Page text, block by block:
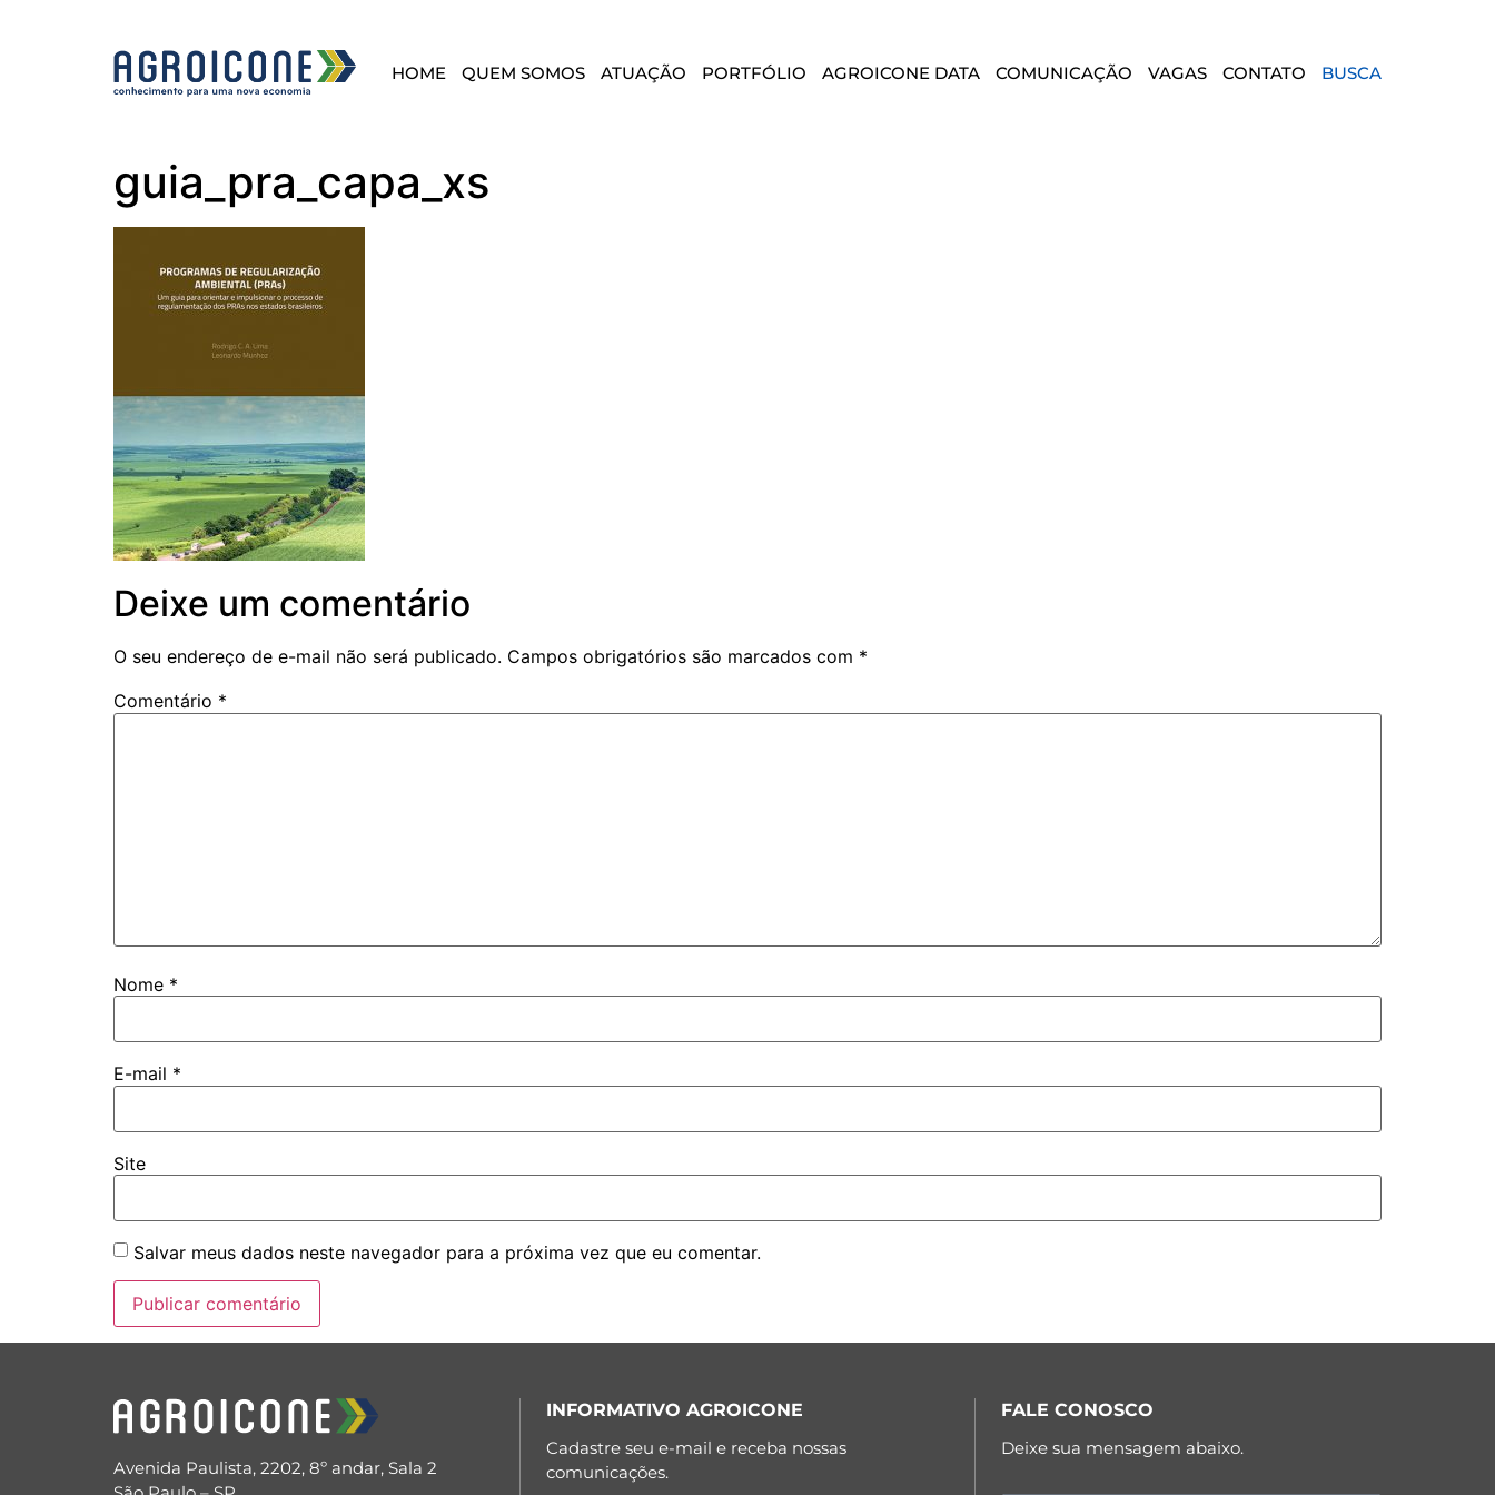
HOME QUEM SOMOS ATUAÇÃO PORTFÓLIO AGROICONE DATA COMUNICAÇÃO VAGAS CONTATO BUSCA
guia_pra_capa_xs
Deixe um comentário
O seu endereço de e-mail não será publicado. Campos obrigatórios são marcados com *
Comentário *
Nome *
E-mail *
Site
Salvar meus dados neste navegador para a próxima vez que eu comentar.
Avenida Paulista, 2202, 8º andar, Sala 2
INFORMATIVO AGROICONE
Cadastre seu e-mail e receba nossas
comunicações.
FALE CONOSCO
Deixe sua mensagem abaixo.